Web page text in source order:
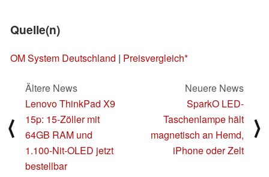
Quelle(n)
OM System Deutschland | Preisvergleich
⟨
Ältere News
Lenovo ThinkPad X9
15p: 15-Zöller mit
64GB RAM und
1.100-Nit-OLED jetzt
bestellbar
Neuere News
SparkO LED-
Taschenlampe hält
magnetisch an Hemd,
iPhone oder Zelt
⟩